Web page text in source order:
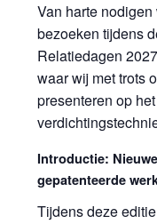
Van harte
bezoeken tijdens
Relatiedagen
waar wij met trots
presenteren op
Introductie:
gepatenteerde
Tijdens deze